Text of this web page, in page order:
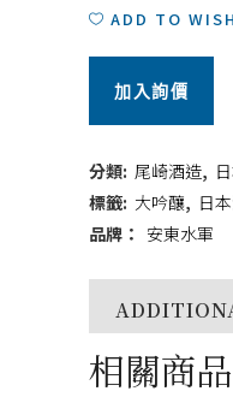
東
水
吟
釀
720ml
quantity
ADD TO
加入詢價
分類: 尾崎酒造,
標籤: 大吟釀, 日
品牌： 安東水軍
相關商品